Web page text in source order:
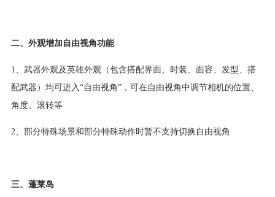
二、外观增加自由视角功能
1、武器外观及英雄外观（包含搭配界面、时装、面容、发型、搭
配武器）均可进入“自由视角”，可在自由视角中调节相机的位置、
角度、滚转等
2、部分特殊场景和部分特殊动作时暂不支持切换自由视角
三、蓬莱岛